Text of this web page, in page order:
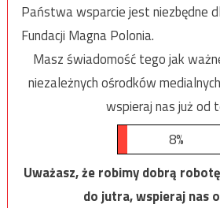
Państwa wsparcie jest niezbędne
Fundacji Magna Polonia.
Masz świadomość tego jak
niezależnych ośrodków
wspieraj nas już od
8%
Uważasz, że robimy dobrą
do jutra, wspieraj nas